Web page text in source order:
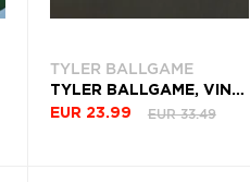
TYLER BALLGAME
TYLER BALLGAME, VINYL FOR THE FIRST TIME, AGAIN
EUR 23.99
EUR 33.49